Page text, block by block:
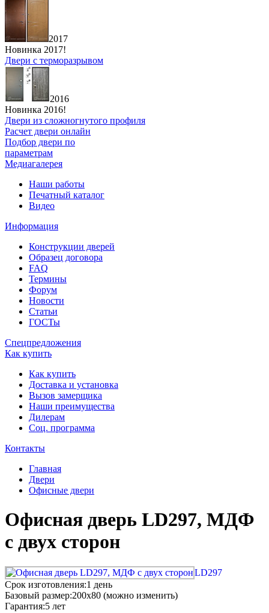
2017
Новинка 2017!
Двери с терморазрывом
2016
Новинка 2016!
Двери из сложногнутого профиля
Расчет двери онлайн
Подбор двери по
параметрам
Медиагалерея
Наши работы
Печатный каталог
Видео
Информация
Конструкции дверей
Образец договора
FAQ
Термины
Форум
Новости
Статьи
ГОСТы
Спецпредложения
Как купить
Как купить
Доставка и установка
Вызов замерщика
Наши преимущества
Дилерам
Соц. программа
Контакты
Главная
Двери
Офисные двери
Офисная дверь LD297, МДФ
с двух сторон
LD297
Срок изготовления:1 день
Базовый размер:200x80 (можно изменить)
Гарантия:5 лет